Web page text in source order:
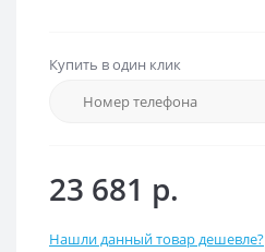
Купить в один клик
23 681 р.
Нашли данный товар дешевле?